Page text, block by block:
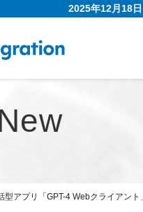
2025年12月18
型アプリ「GPT-4 Webクライアン